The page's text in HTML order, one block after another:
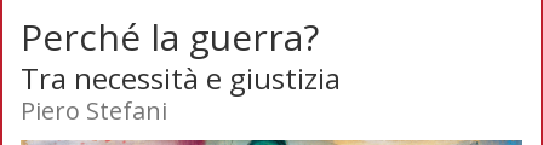
Perché la guerra?
Tra necessità e giustizia
Piero Stefani